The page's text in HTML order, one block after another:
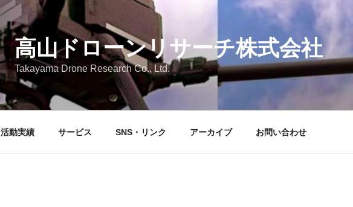
高山ドローンリサーチ株式会社
Takayama Drone Research Co., Ltd.
活動実績 サービス SNS・リンク アーカイブ お問い合わせ